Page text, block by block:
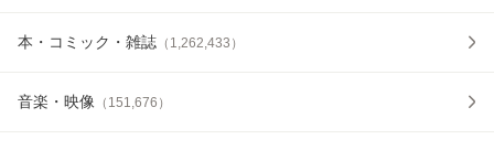
本・コミック・雑誌 （ 1,262,433 ）
音楽・映像 （ 151,676 ）